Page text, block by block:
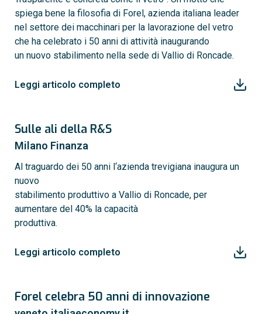
spiega bene la filosofia di Forel, azienda italiana leader
nel settore dei macchinari per la lavorazione del vetro
che ha celebrato i 50 anni di attività inaugurando
un nuovo stabilimento nella sede di Vallio di Roncade.
Leggi articolo completo
Sulle ali della R&S
Milano Finanza
Al traguardo dei 50 anni l‘azienda trevigiana inaugura un
nuovo
stabilimento produttivo a Vallio di Roncade, per
aumentare del 40% la capacità
produttiva.
Leggi articolo completo
Forel celebra 50 anni di innovazione